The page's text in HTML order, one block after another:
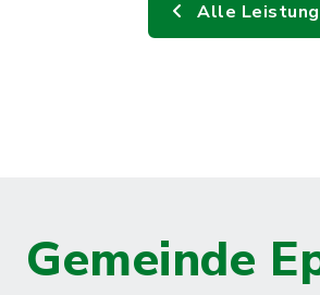
Alle
Gemeinde